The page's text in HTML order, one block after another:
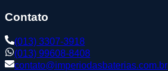
Contato
(013) 3307-3918
(013) 99608-8408
contato@imperiodasbaterias.com.br